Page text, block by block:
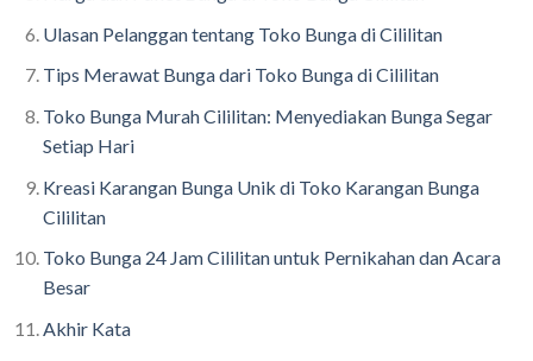
Ulasan Pelanggan tentang Toko Bunga di Cililitan
Tips Merawat Bunga dari Toko Bunga di Cililitan
Toko Bunga Murah Cililitan: Menyediakan Bunga Segar
Setiap Hari
Kreasi Karangan Bunga Unik di Toko Karangan Bunga
Cililitan
Toko Bunga 24 Jam Cililitan untuk Pernikahan dan Acara
Besar
Akhir Kata